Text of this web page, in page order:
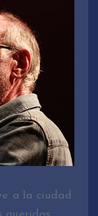
a la ciudad